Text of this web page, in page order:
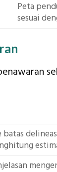
Peta
sesuai
batas